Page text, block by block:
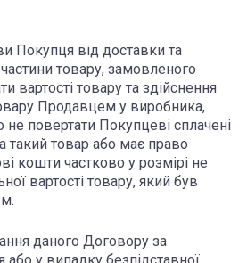
Покупця від доставки та
товару, замовленого
вартості товару та здійснення
Продавцем у виробника,
повертати Покупцеві сплачені
такий товар або має право
кошти частково у розмірі не
вартості товару, який був
даного Договору за
або у випадку безпідставної